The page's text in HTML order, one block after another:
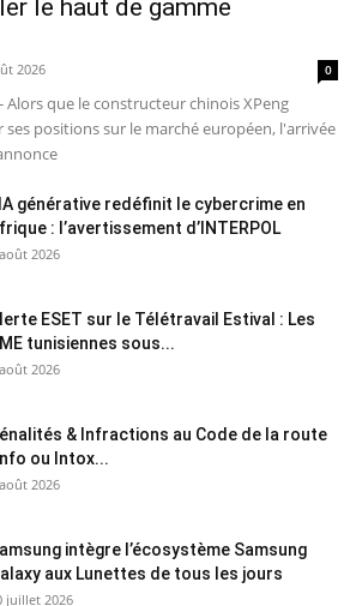
le haut de gamme
2026 0
Alors que le constructeur chinois XPeng
positions sur le marché européen, l'arrivée
générative redéfinit le cybercrime en
: l’avertissement d’INTERPOL
2026
ESET sur le Télétravail Estival : Les
tunisiennes sous...
2026
& Infractions au Code de la route
ou Intox...
2026
intègre l’écosystème Samsung
aux Lunettes de tous les jours
juillet 2026